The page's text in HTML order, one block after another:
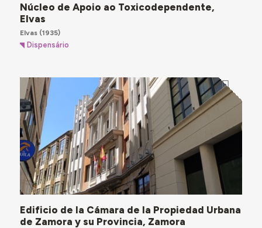
Núcleo de Apoio ao Toxicodependente,
Elvas
Elvas(1935)
Dispensário
Edificio de la Cámara de la Propiedad Urbana
de Zamora y su Provincia, Zamora